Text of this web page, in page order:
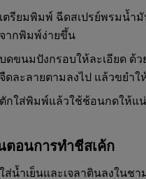
เตรียมพิมพ์ ฉีดสเปรย์พรมน้ำ
จากพิมพ์ง่ายขึ้น
บดขนมปังกรอบให้ละเอียด ด้
จืดละลายตามลงไป แล้วขยำ
ตักใส่พิมพ์แล้วใช้ช้อนกดให้แน่
ตอนการทำชีสเค้ก
ใส่น้ำเย็นและเจลาตินลงในช